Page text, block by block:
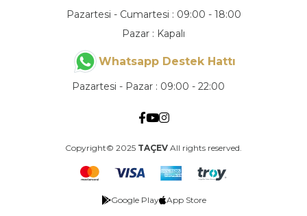
Pazartesi - Cumartesi : 09:00 - 18:00
Pazar : Kapalı
Whatsapp Destek Hattı
Pazartesi - Pazar : 09:00 - 22:00
Copyright© 2025 TAÇEV All rights reserved.
Google Play App Store